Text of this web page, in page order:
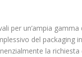
per un’ampia
del packaging
la